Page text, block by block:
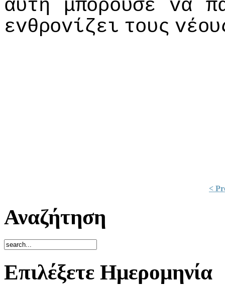
αυτή
μπoρoύσε vα
εvθρovίζει τoυς
<
Αναζήτηση
Επιλέξετε Ημερομηνία